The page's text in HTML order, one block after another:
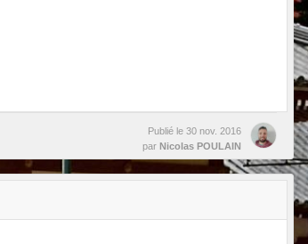
Publié le 30 nov. 2016
par Nicolas POULAIN